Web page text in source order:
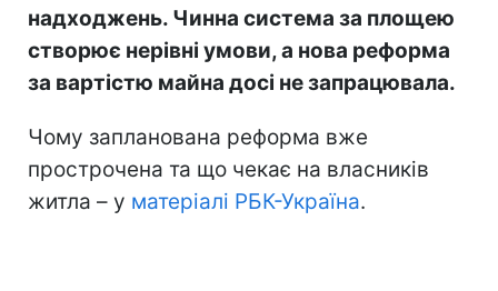
надходжень. Чинна система за площею
створює нерівні умови, а нова реформа
за вартістю майна досі не запрацювала.
Чому запланована реформа вже
прострочена та що чекає на власників
житла – у матеріалі РБК-Україна.